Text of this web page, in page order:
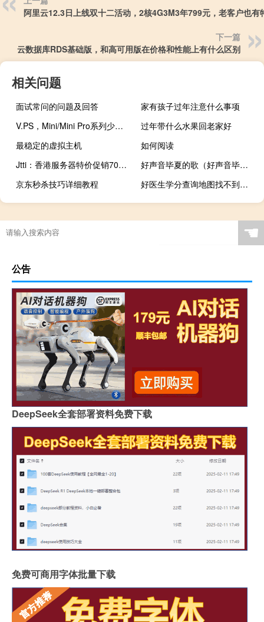
阿里云12.3日上线双十二活动，2核4G3M3年799元，老客户也有
下一篇
云数据库RDS基础版，和高可用版在价格和性能上有什么区别
相关问题
面试常问的问题及回答
家有孩子过年注意什么事项
V.PS，Mini/Mini Pro系列少量库存补货，香港/日本/悉尼等机房，KVM虚拟/1Gbps带宽低至€29.95/年
过年带什么水果回老家好
最稳定的虚拟主机
如何阅读
Jtti：香港服务器特价促销70% off，100M带宽@不限流量，$ 99.3/月，免费20G DDoS防御
好声音毕夏的歌（好声音毕夏整容前）
京东秒杀技巧详细教程
好医生学分查询地图找不到（好医生学分查询）
☚
公告
DeepSeek全套部署资料免费下载
免费可商用字体批量下载